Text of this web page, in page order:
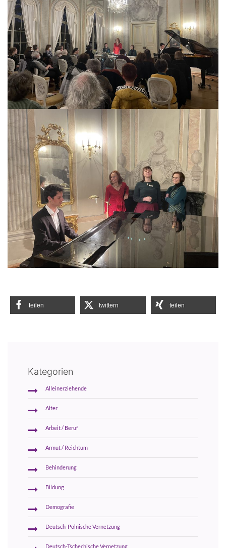
teilen twittern teilen
Kategorien
Alleinerziehende
Alter
Arbeit / Beruf
Armut / Reichtum
Behinderung
Bildung
Demografie
Deutsch-Polnische Vernetzung
Deutsch-Tschechische Vernetzung